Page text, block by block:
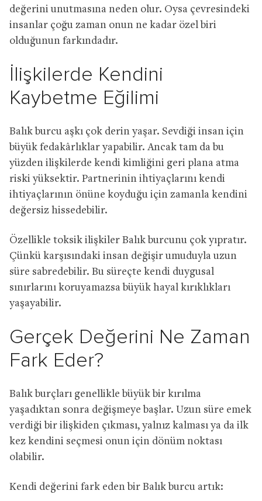
değerini unutmasına neden olur. Oysa çevresindeki
insanlar çoğu zaman onun ne kadar özel biri
olduğunun farkındadır.
İlişkilerde Kendini
Kaybetme Eğilimi
Balık burcu aşkı çok derin yaşar. Sevdiği insan için
büyük fedakârlıklar yapabilir. Ancak tam da bu
yüzden ilişkilerde kendi kimliğini geri plana atma
riski yüksektir. Partnerinin ihtiyaçlarını kendi
ihtiyaçlarının önüne koyduğu için zamanla kendini
değersiz hissedebilir.
Özellikle toksik ilişkiler Balık burcunu çok yıpratır.
Çünkü karşısındaki insan değişir umuduyla uzun
süre sabredebilir. Bu süreçte kendi duygusal
sınırlarını koruyamazsa büyük hayal kırıklıkları
yaşayabilir.
Gerçek Değerini Ne Zaman
Fark Eder?
Balık burçları genellikle büyük bir kırılma
yaşadıktan sonra değişmeye başlar. Uzun süre emek
verdiği bir ilişkiden çıkması, yalnız kalması ya da ilk
kez kendini seçmesi onun için dönüm noktası
olabilir.
Kendi değerini fark eden bir Balık burcu artık: